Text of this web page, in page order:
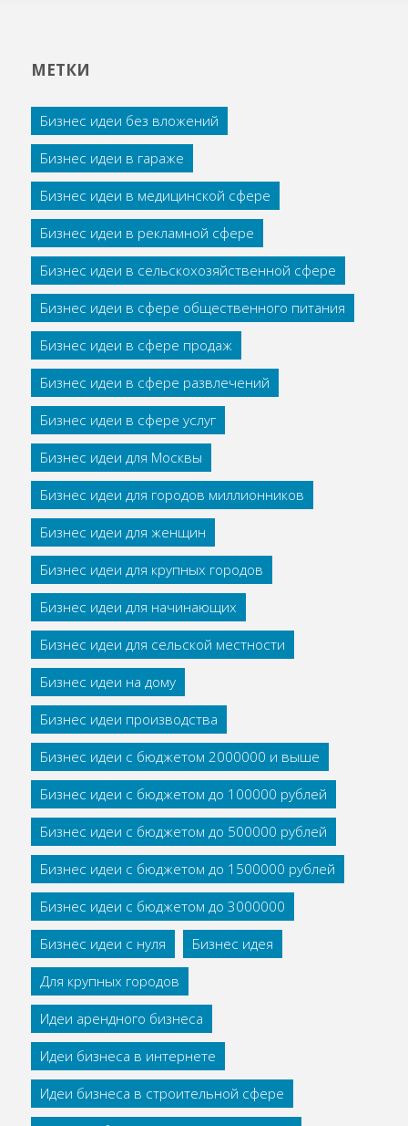
МЕТКИ
Бизнес идеи без вложений
Бизнес идеи в гараже
Бизнес идеи в медицинской сфере
Бизнес идеи в рекламной сфере
Бизнес идеи в сельскохозяйственной сфере
Бизнес идеи в сфере общественного питания
Бизнес идеи в сфере продаж
Бизнес идеи в сфере развлечений
Бизнес идеи в сфере услуг
Бизнес идеи для Москвы
Бизнес идеи для городов миллионников
Бизнес идеи для женщин
Бизнес идеи для крупных городов
Бизнес идеи для начинающих
Бизнес идеи для сельской местности
Бизнес идеи на дому
Бизнес идеи производства
Бизнес идеи с бюджетом 2000000 и выше
Бизнес идеи с бюджетом до 100000 рублей
Бизнес идеи с бюджетом до 500000 рублей
Бизнес идеи с бюджетом до 1500000 рублей
Бизнес идеи с бюджетом до 3000000
Бизнес идеи с нуля
Бизнес идея
Для крупных городов
Идеи арендного бизнеса
Идеи бизнеса в интернете
Идеи бизнеса в строительной сфере